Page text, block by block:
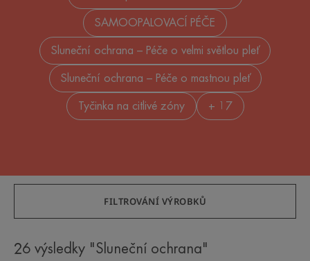
SAMOOPALOVACÍ PÉČE
Sluneční ochrana – Péče o velmi světlou pleť
Sluneční ochrana – Péče o mastnou pleť
Tyčinka na citlivé zóny + 17
FILTROVÁNÍ VÝROBKŮ
26 výsledky "Sluneční ochrana"